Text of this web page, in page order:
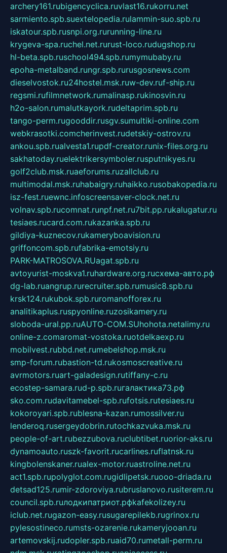
archery161.rubigencyclica.ruvlast16.rukorru.net
sarmiento.spb.suextelopedia.rulammin-suo.spb.ru
iskatour.spb.rusnpi.org.rurunning-line.ru
krygeva-spa.ruchel.net.rurust-loco.rudugshop.ru
hl-beta.spb.ruschool494.spb.rumymubaby.ru
epoha-metalband.rungr.spb.rurusgosnews.com
dieselvostok.ru24hostel.msk.ruw-dev.ruf-ship.ru
regsmi.rufilmnetwork.rumalinasp.rukinosvin.ru
h2o-salon.rumalutkayork.rudeltaprim.spb.ru
tango-perm.rugooddir.rusgv.sumultiki-online.com
webkrasotki.comcherinvest.rudetskiy-ostrov.ru
ankou.spb.rualvesta1.rupdf-creator.runix-files.org.ru
sakhatoday.ruelektrikersymboler.rusputnikyes.ru
golf2club.msk.ruaeforums.ruzallclub.ru
multimodal.msk.ruhabaigry.ruhaikko.rusobakopedia.ru
isz-fest.ruewnc.infoscreensaver-clock.net.ru
volnav.spb.rucomnat.runpf.net.ru7bit.pp.rukalugatur.ru
tesiaes.rucard.com.rukazanka.spb.ru
gildiya-kuznecov.rukameryboavision.ru
griffoncom.spb.rufabrika-emotsiy.ru
PARK-MATROSOVA.RUagat.spb.ru
avtoyurist-moskva1.ruhardware.org.ruсхема-авто.рф
dg-lab.ruangrup.rurecruiter.spb.rumusic8.spb.ru
krsk124.rukubok.spb.ruromanofforex.ru
analitikaplus.ruspyonline.ruzosikamery.ru
sloboda-ural.pp.ruAUTO-COM.SUhohota.netalimy.ru
online-z.comaromat-vostoka.ruotdelkaexp.ru
mobilvest.rubbd.net.rumebelshop.msk.ru
smp-forum.rubastion-td.rukosmoscreative.ru
avrmotors.ruart-galadesign.rutiffany-c.ru
ecostep-samara.rud-p.spb.ruгалактика73.рф
sko.com.rudavitamebel-spb.rufotsis.rutesiaes.ru
kokoroyari.spb.rublesna-kazan.rumossilver.ru
lenderoq.rusergeydobrin.rutochkazvuka.msk.ru
people-of-art.rubezzubova.ruclubtibet.ruorior-aks.ru
dynamoauto.ruszk-favorit.rucarlines.ruflatnsk.ru
kingbolenskaner.rualex-motor.ruastroline.net.ru
act1.spb.rupolyglot.com.rugidlipetsk.ruooo-driada.ru
detsad125.rumir-zdoroviya.rubruslanovo.rusiterem.ru
council.spb.ruлодкипатриот.рфkafekolizey.ru
iclub.net.rugazon-easy.rusugarepilekb.rugrinox.ru
pylesostineco.rumsts-ozarenie.rukameryjooan.ru
artemovskij.rudopler.spb.ruaid70.rumetall-perm.ru